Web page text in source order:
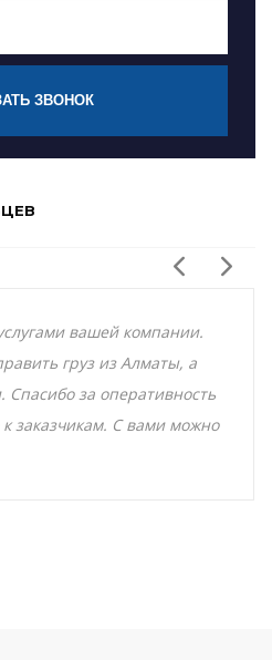
ЗВОНОК
вашей компании.
груз из Алматы, а
за оперативность
заказчикам. С вами можно